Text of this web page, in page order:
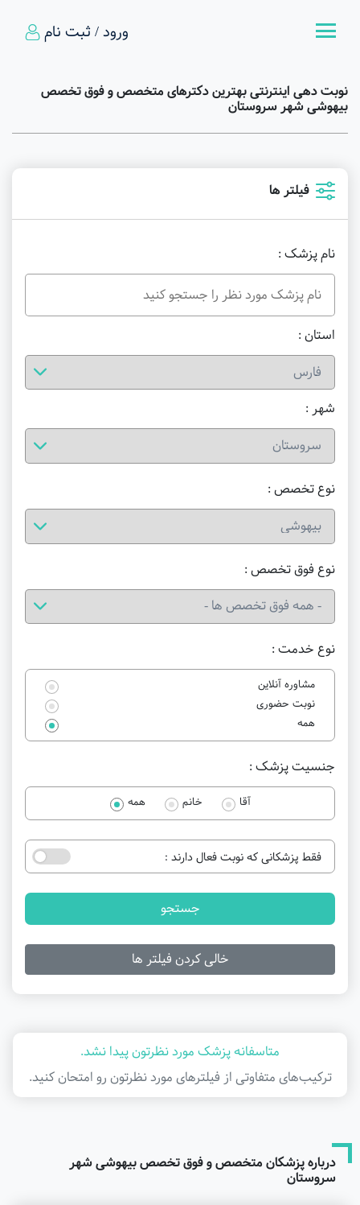
ورود / ثبت نام
نوبت دهی اینترنتی بهترین دکترهای متخصص و فوق تخصص
بیهوشی شهر سروستان
فیلتر ها
نام پزشک :
استان :
شهر :
نوع خدمت :
مشاوره آنلاین
نوبت حضوری
همه
نوع تخصص :
نوع فوق تخصص :
جنسیت پزشک :
آقا خانم همه
فقط پزشکانی که نوبت فعال دارند :
جستجو
خالی کردن فیلتر ها
متاسفانه پزشک مورد نظرتون پیدا نشد.
ترکیب‌های متفاوتی از فیلتر‌های مورد نظرتون رو امتحان کنید.
درباره پزشکان متخصص و فوق تخصص بیهوشی شهر
سروستان